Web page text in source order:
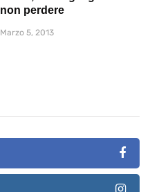
non perdere
Marzo 5, 2013